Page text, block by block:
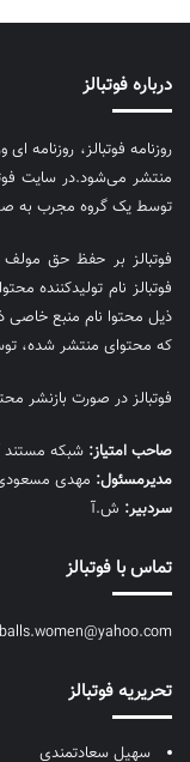
درباره فوتبالز
منتشر می‌شود.در سایت
توسط یک گروه مجرب به
فوتبالز بر حفظ حق
فوتبالز نام تولیدکننده
که محتوای منتشر شده،
فوتبالز در صورت بازنشر
صاحب امتیاز: شبکه مستند
مديرمسئول: مهدی
سردبیر: ش.آ
تماس با فوتبالز
تحریریه فوتبالز
سهیل سعادتمندی